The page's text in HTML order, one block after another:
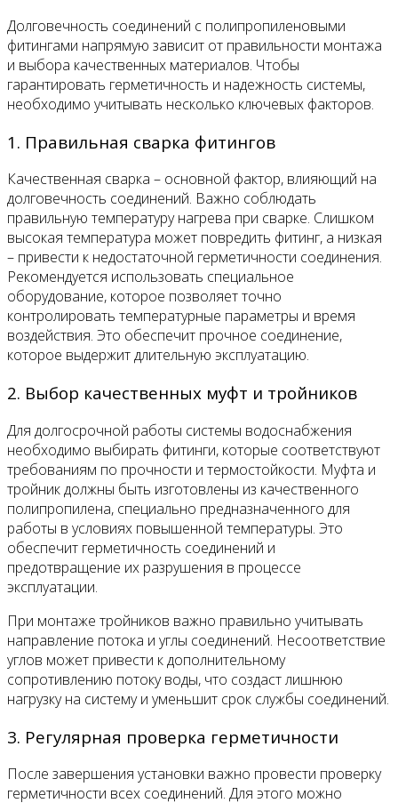
Долговечность соединений с полипропиленовыми
фитингами напрямую зависит от правильности монтажа
и выбора качественных материалов. Чтобы
гарантировать герметичность и надежность системы,
необходимо учитывать несколько ключевых факторов.
1. Правильная сварка фитингов
Качественная сварка – основной фактор, влияющий на
долговечность соединений. Важно соблюдать
правильную температуру нагрева при сварке. Слишком
высокая температура может повредить фитинг, а низкая
– привести к недостаточной герметичности соединения.
Рекомендуется использовать специальное
оборудование, которое позволяет точно
контролировать температурные параметры и время
воздействия. Это обеспечит прочное соединение,
которое выдержит длительную эксплуатацию.
2. Выбор качественных муфт и тройников
Для долгосрочной работы системы водоснабжения
необходимо выбирать фитинги, которые соответствуют
требованиям по прочности и термостойкости. Муфта и
тройник должны быть изготовлены из качественного
полипропилена, специально предназначенного для
работы в условиях повышенной температуры. Это
обеспечит герметичность соединений и
предотвращение их разрушения в процессе
эксплуатации.
При монтаже тройников важно правильно учитывать
направление потока и углы соединений. Несоответствие
углов может привести к дополнительному
сопротивлению потоку воды, что создаст лишнюю
нагрузку на систему и уменьшит срок службы соединений.
3. Регулярная проверка герметичности
После завершения установки важно провести проверку
герметичности всех соединений. Для этого можно